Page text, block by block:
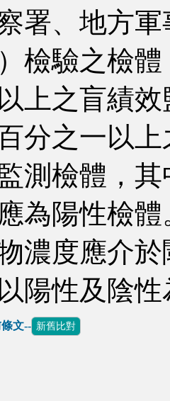
署、地方
檢驗之檢
上之盲績
分之一以
測檢體，
為陽性檢
濃度應介
陽性及陰性
文-- 新舊比對